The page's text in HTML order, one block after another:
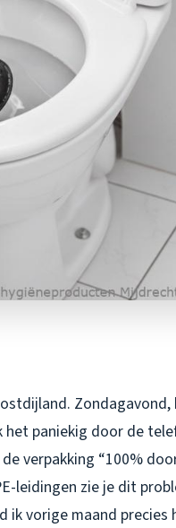
Zondagavond,
paniekig door de
verpakking “100%
leidingen zie je dit
ik vorige maand precies